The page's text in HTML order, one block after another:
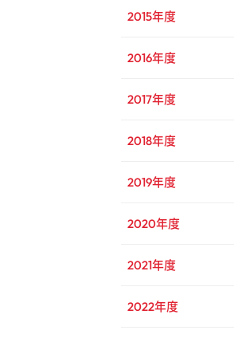
2015年度
2016年度
2017年度
2018年度
2019年度
2020年度
2021年度
2022年度